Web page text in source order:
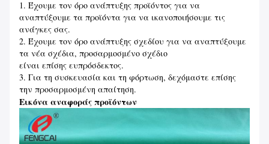
1. Έχουμε τον όρο ανάπτυξης προϊόντος για να
αναπτύξουμε τα προϊόντα για να ικανοποιήσουμε τις
ανάγκες σας.
2. Έχουμε τον όρο ανάπτυξης σχεδίου για να αναπτύξουμε
τα νέα σχέδια, προσαρμοσμένο σχέδιο
είναι επίσης ευπρόσδεκτος.
3. Για τη συσκευασία και τη φόρτωση, δεχόμαστε επίσης
την προσαρμοσμένη απαίτηση.
Εικόνα αναφοράς προϊόντων